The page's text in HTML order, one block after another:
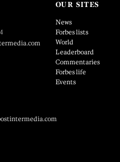
OUR SITES
News
Forbes lists
World
Leaderboard
Commentaries
Forbes life
Events